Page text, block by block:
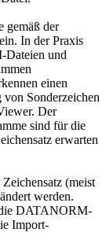
gemäß der
In der Praxis
Dateien und
einen
von Sonderzeichen
Der
sind für die
erwarten
(meist
werden.
DATANORM-
Import-